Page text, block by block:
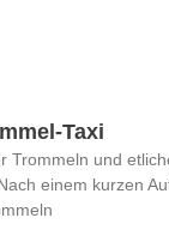
Taxi
Trommeln und
einem kurzen